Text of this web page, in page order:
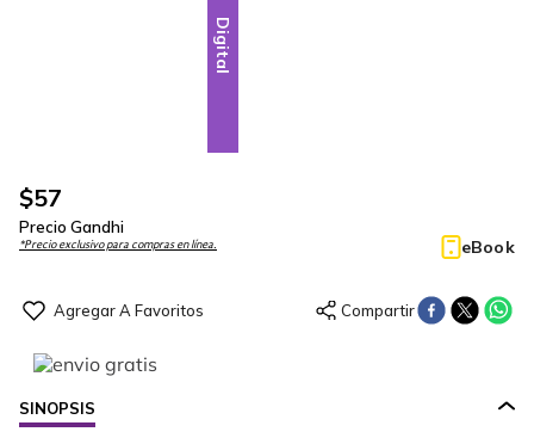
Digital
$57
Precio Gandhi
*Precio exclusivo para compras en línea. eBook
SINOPSIS